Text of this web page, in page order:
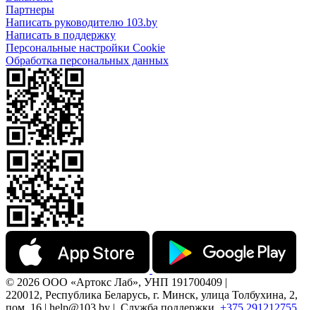
Партнеры
Написать руководителю 103.by
Написать в поддержку
Персональные настройки Cookie
Обработка персональных данных
© 2026 ООО «Артокс Лаб», УНП 191700409 |
220012, Республика Беларусь, г. Минск, улица Толбухина, 2,
пом. 16 | help@103.by | Служба поддержки +375 291212755